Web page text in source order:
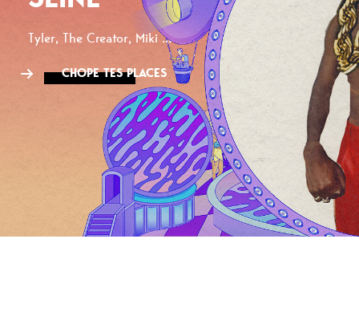
Tyler, The Creator, Miki ...
CHOPE TES PLACES